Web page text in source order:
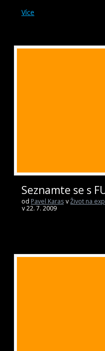
Více
Seznamte se s
od Pavel Karas vŽivot na
v 22. 7. 2009